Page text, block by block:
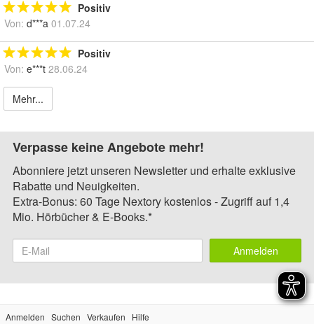
Positiv
Von: d***a 01.07.24
Positiv
Von: e***t 28.06.24
Mehr...
Verpasse keine Angebote mehr!
Abonniere jetzt unseren Newsletter und erhalte exklusive
Rabatte und Neuigkeiten.
Extra-Bonus: 60 Tage Nextory kostenlos - Zugriff auf 1,4
Mio. Hörbücher & E-Books.*
Anmelden
Anmelden Suchen Verkaufen
Hilfe